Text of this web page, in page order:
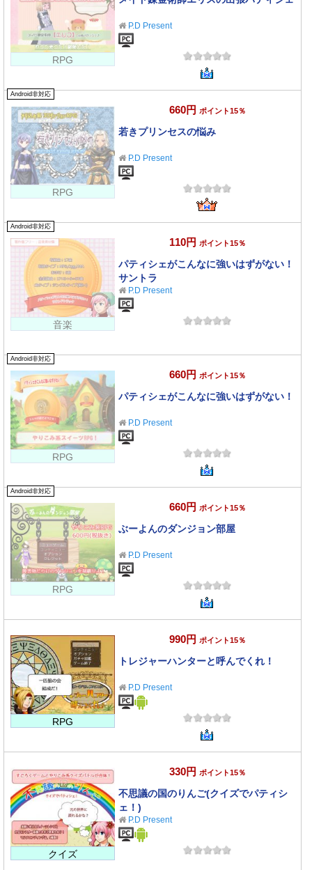
RPG
P.D Present
Android非対応
RPG
660円 ポイント15％
若きプリンセスの悩み
P.D Present
Android非対応
音楽
110円 ポイント15％
パティシェがこんなに強いはずがない！
サントラ
P.D Present
Android非対応
RPG
660円 ポイント15％
パティシェがこんなに強いはずがない！
P.D Present
Android非対応
RPG
660円 ポイント15％
ぶーよんのダンジョン部屋
P.D Present
RPG
990円 ポイント15％
トレジャーハンターと呼んでくれ！
P.D Present
クイズ
330円 ポイント15％
不思議の国のりんご(クイズでパティシ
ェ！)
P.D Present